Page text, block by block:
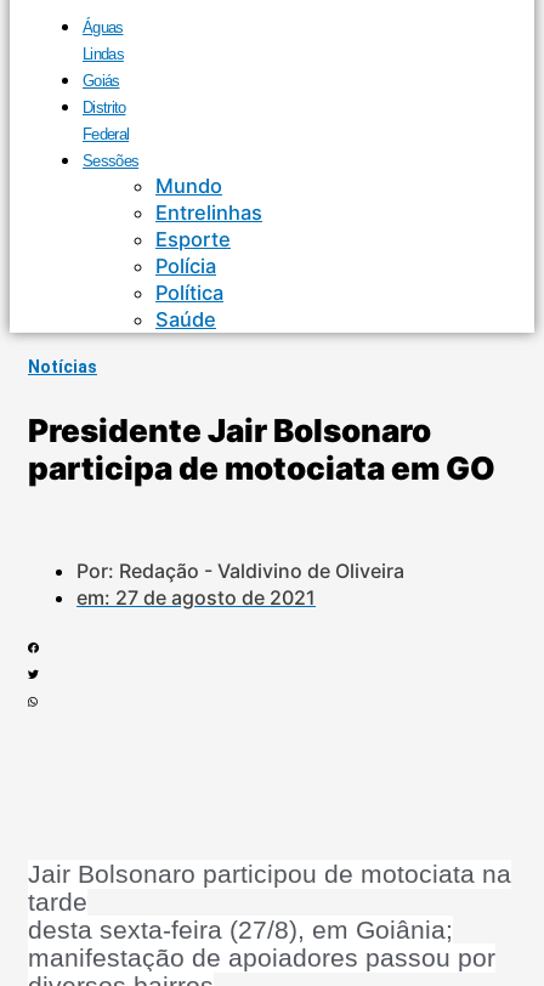
Águas
Lindas
Goiás
Distrito
Federal
Sessões
Mundo
Entrelinhas
Esporte
Polícia
Política
Saúde
Notícias
Presidente Jair Bolsonaro
participa de motociata em GO
Por: Redação - Valdivino de Oliveira
em: 27 de agosto de 2021
Jair Bolsonaro participou de motociata na
tarde
desta sexta-feira (27/8), em Goiânia;
manifestação de apoiadores passou por